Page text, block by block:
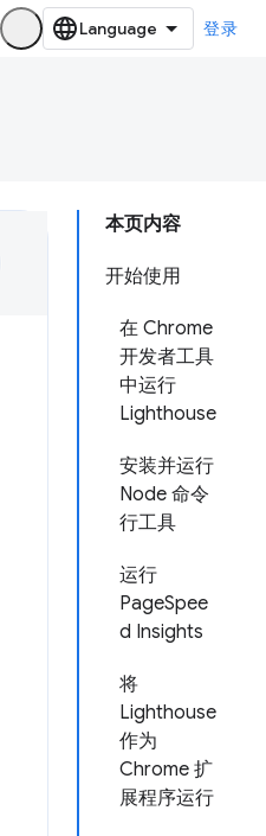
登录
本页内容
开始使用
在 Chrome
开发者工具
中运行
Lighthouse
安装并运行
Node 命令
行工具
运行
PageSpee
d Insights
将
Lighthouse
作为
Chrome 扩
展程序运行